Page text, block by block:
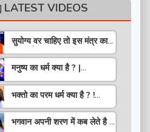
LATEST VIDEOS
सुयोग्य वर चाहिए तो इस मंत्र का
पाठ करो ! Speech ! Pujya
Stuti Ji
मनुष्य का धर्म क्या है ? |
Aniruddhacharya Ji
Maharaj
भक्तो का परम धर्म क्या है ? !
Pravachan ! Pujya
Krishna Priya Ji
भगवान अपनी शरण में कब लेते है ?